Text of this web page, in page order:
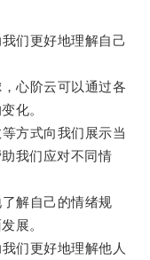
们更好地理解自己
心阶云可以通过各
化。
方式向我们展示当
我们应对不同情
解自己的情绪规
展。
们更好地理解他人